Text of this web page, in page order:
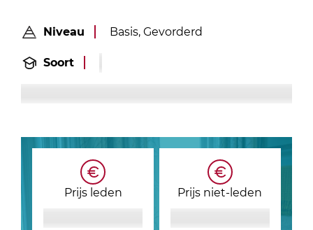
Niveau Basis, Gevorderd
Soort
Prijs leden Prijs niet-leden